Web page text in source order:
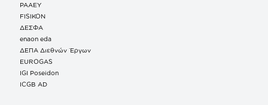
ΡΑΑΕΥ
FISIKON
ΔΕΣΦΑ
enaon eda
ΔΕΠΑ Διεθνών Έργων
EUROGAS
IGI Poseidon
ICGB AD